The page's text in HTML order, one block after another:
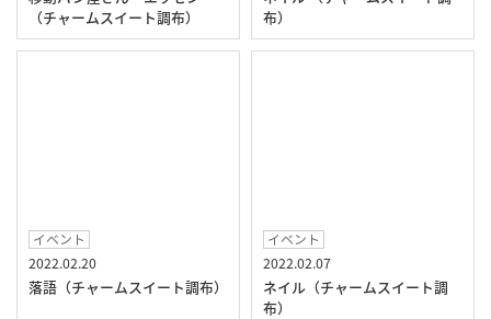
（チャームスイート調布）
布）
イベント
2022.02.20
落語（チャームスイート調布）
イベント
2022.02.07
ネイル（チャームスイート調
布）